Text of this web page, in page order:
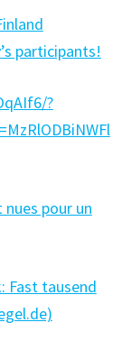
participants!
?
pour un
Fast tausend